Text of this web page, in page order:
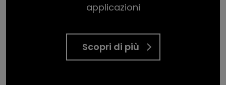
applicazioni
Scopri di più